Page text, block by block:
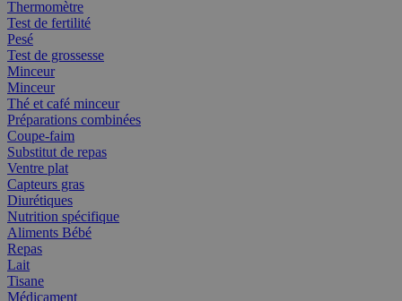
Thermomètre
Test de fertilité
Pesé
Test de grossesse
Minceur
Minceur
Thé et café minceur
Préparations combinées
Coupe-faim
Substitut de repas
Ventre plat
Capteurs gras
Diurétiques
Nutrition spécifique
Aliments Bébé
Repas
Lait
Tisane
Médicament